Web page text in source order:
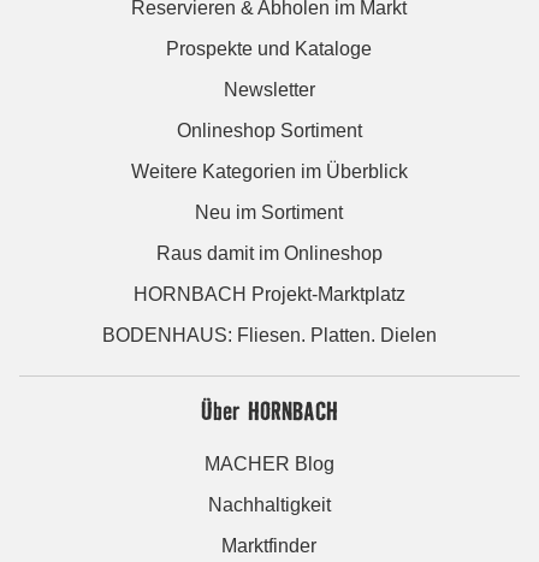
Reservieren & Abholen im Markt
Prospekte und Kataloge
Newsletter
Onlineshop Sortiment
Weitere Kategorien im Überblick
Neu im Sortiment
Raus damit im Onlineshop
HORNBACH Projekt-Marktplatz
BODENHAUS: Fliesen. Platten. Dielen
Über HORNBACH
MACHER Blog
Nachhaltigkeit
Marktfinder